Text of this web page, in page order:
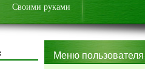
Своими руками
Меню пользователя